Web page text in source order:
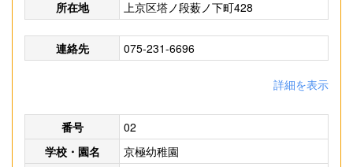
所在地 上京区塔ノ段薮ノ下町428
連絡先 075-231-6696
詳細を表示
番号
02
学校・園名
京極幼稚園